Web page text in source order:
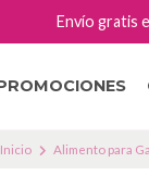
Envío gratis
Inicio Alimento para